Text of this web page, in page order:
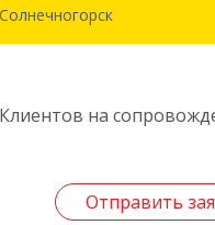
Солнечногорск
Клиентов на
Отправить
Отправить